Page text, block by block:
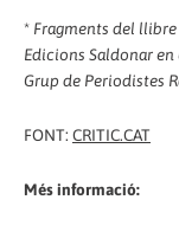
* Fragments del llibre
Edicions Saldonar
Grup de Periodistes
FONT: CRITIC.CAT
Més informació: